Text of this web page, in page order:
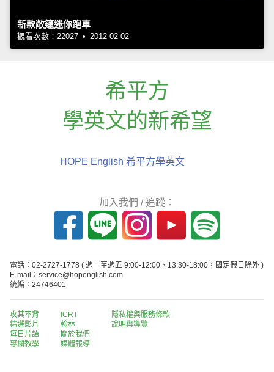
新款敞篷迷你跑車
觀看次數：22027 • 2012-02-02
希平方
學英文的新希望
HOPE English 希平方學英文
加入我們 / 追蹤：
電話：02-2727-1778 ( 週一至週五 9:00-12:00、13:30-18:00，國定假日除外 )
E-mail：service@hopenglish.com
統編：24746401
攻其不背
精選影片
每日片語
專欄教學
ICRT
翰林
關於我們
媒體報導
隱私權與服務條款
說明與導覽